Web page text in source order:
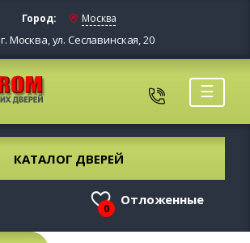
Город: Москва
г. Москва, ул. Сеславинская, 20
☰
КАТАЛОГ ДВЕРЕЙ
0
Отложенные